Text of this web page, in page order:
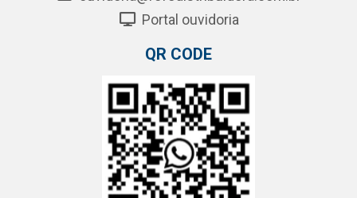
Portal ouvidoria
QR CODE